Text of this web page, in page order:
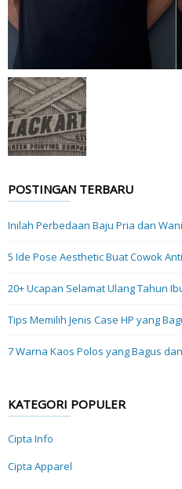
POSTINGAN TERBARU
Inilah Perbedaan Baju Pria dan
5 Ide Pose Aesthetic Buat Cowok
20+ Ucapan Selamat Ulang Tahun
Tips Memilih Jenis Case HP yang
7 Warna Kaos Polos yang Bagus
KATEGORI POPULER
Cipta Info
Cipta Apparel